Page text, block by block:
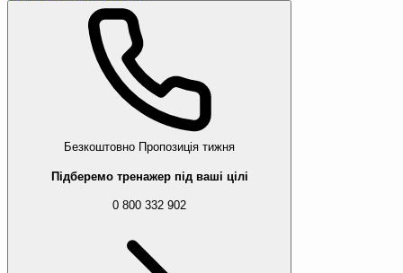
Безкоштовно Пропозиція тижня
Підберемо тренажер під ваші цілі
0 800 332 902